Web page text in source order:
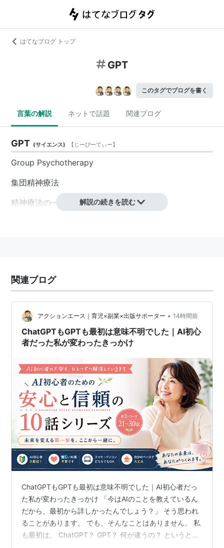
はてなブログ トップ
GPT
このタグでブログを書く
言葉の解説 ネットで話題 関連ブログ
GPT (サイエンス) 【 じーぴーてぃー】
Group Psychotherapy
集団精神療法
精神療法の一つ。
解説の続きを読む
関連ブログ
アクションエース｜育児×副業×出版サポーター • 14時間前
ChatGPTもGPTも最初は意味不明でした｜AI初心
者だった私が変わったきっかけ
ChatGPTもGPTも最初は意味不明でした｜AI初心者だっ
た私が変わったきっかけ 「今はAIのことを教えているん
だから、最初から詳しかったんでしょう？」 そう思われ
ることがあります。 でも、そんなことはありません。 私
も最初は、 ChatGPT？ GPT？ 何が違うの？ というとこ